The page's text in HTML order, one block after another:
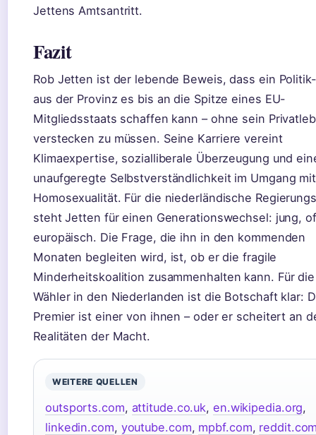
Jettens Amtsantritt.
Fazit
Rob Jetten ist der lebende Beweis, dass ein
aus der Provinz es bis an die Spitze eines EU-
Mitgliedsstaats schaffen kann – ohne sein
verstecken zu müssen. Seine Karriere vereint
Klimaexpertise, sozialliberale Überzeugung und
unaufgeregte Selbstverständlichkeit im Umgang
Homosexualität. Für die niederländische
steht Jetten für einen Generationswechsel: jung,
europäisch. Die Frage, die ihn in den kommenden
Monaten begleiten wird, ist, ob er die fragile
Minderheitskoalition zusammenhalten kann. Für
Wähler in den Niederlanden ist die Botschaft klar:
Premier ist einer von ihnen – oder er scheitert an
Realitäten der Macht.
WEITERE QUELLEN
outsports.com, attitude.co.uk, en.wikipedia.org,
linkedin.com, youtube.com, mpbf.com,